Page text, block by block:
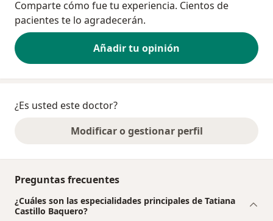
Comparte cómo fue tu experiencia. Cientos de
pacientes te lo agradecerán.
Añadir tu opinión
¿Es usted este doctor?
Modificar o gestionar perfil
Preguntas frecuentes
¿Cuáles son las especialidades principales de Tatiana
Castillo Baquero?